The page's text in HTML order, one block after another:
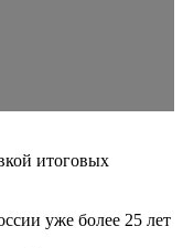
итоговых
уже более 25 лет